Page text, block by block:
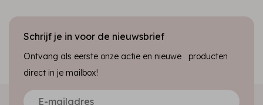
Schrijf je in voor de nieuwsbrief
Ontvang als eerste onze actie en nieuwe producten
direct in je mailbox!